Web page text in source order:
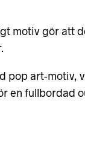
motiv gör att
pop art-motiv,
en fullbordad